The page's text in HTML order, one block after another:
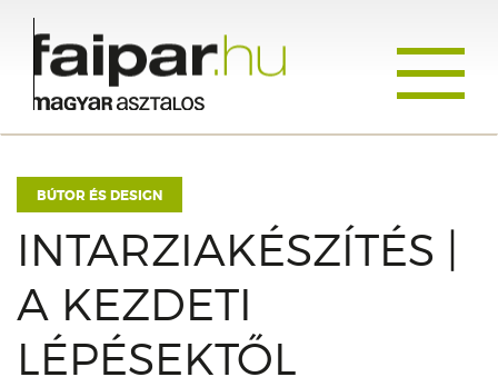
BÚTOR ÉS DESIGN
INTARZIAKÉSZÍTÉS |
A KEZDETI
LÉPÉSEKTŐL